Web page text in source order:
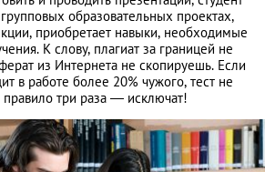
образовательных проектах,
приобретает навыки, необходимые
К слову, плагиат за границей не
из Интернета не скопируешь. Если
в работе более 20% чужого, тест не
три раза — исключат!